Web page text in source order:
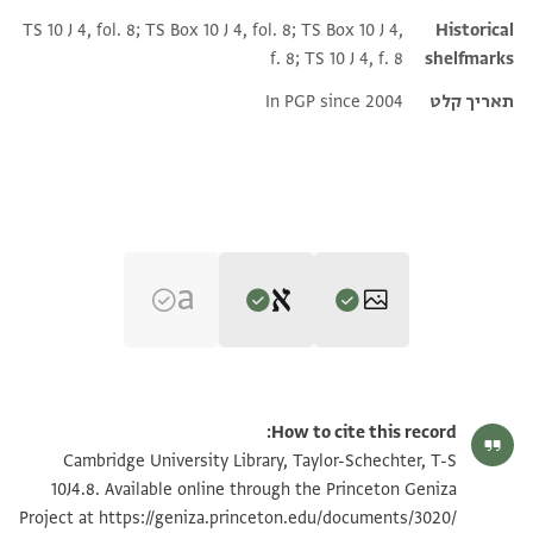
Historical
shelfmarks
TS 10 J 4, fol. 8; TS Box 10 J 4, fol. 8; TS Box 10 J 4,
f. 8; TS 10 J 4, f. 8
תאריך קלט
In PGP since 2004
S. D. Goitein's unpublished edition (1950–85).
מקר ענדכם באנני תסלמת מן בית דין נטרוהי מן שמיא [ . .
. . . . . .
T-S 10J4.8 1r הגדל וסובב
תנאי היתר שימוש בתצלום
How to cite this record:
Cambridge University Library, Taylor-Schechter, T-S
10J4.8. Available online through the Princeton Geniza
Project athttps://geniza.princeton.edu/documents/3020/